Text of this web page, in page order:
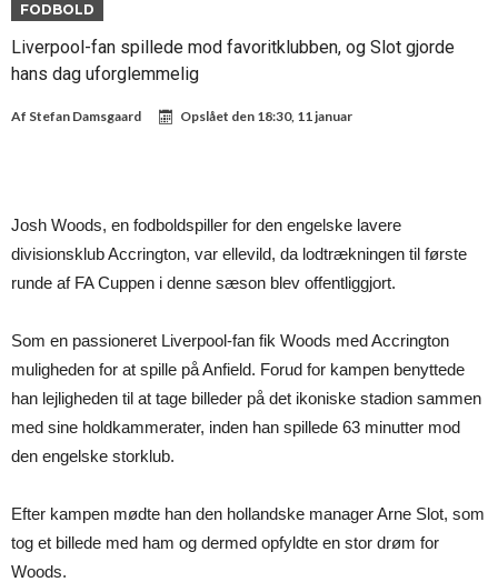
FODBOLD
Liverpool-fan spillede mod favoritklubben, og Slot gjorde
hans dag uforglemmelig
Af Stefan Damsgaard Opslået den 18:30, 11 januar
Josh Woods, en fodboldspiller for den engelske lavere
divisionsklub Accrington, var ellevild, da lodtrækningen til første
runde af FA Cuppen i denne sæson blev offentliggjort.
Som en passioneret Liverpool-fan fik Woods med Accrington
muligheden for at spille på Anfield. Forud for kampen benyttede
han lejligheden til at tage billeder på det ikoniske stadion sammen
med sine holdkammerater, inden han spillede 63 minutter mod
den engelske storklub.
Efter kampen mødte han den hollandske manager Arne Slot, som
tog et billede med ham og dermed opfyldte en stor drøm for
Woods.